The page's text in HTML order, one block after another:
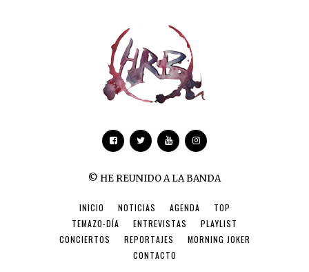
© HE REUNIDO A LA BANDA
INICIO NOTICIAS AGENDA
TOP
TEMAZO-DÍA
ENTREVISTAS
PLAYLIST
CONCIERTOS
REPORTAJES
MORNING JOKER
CONTACTO